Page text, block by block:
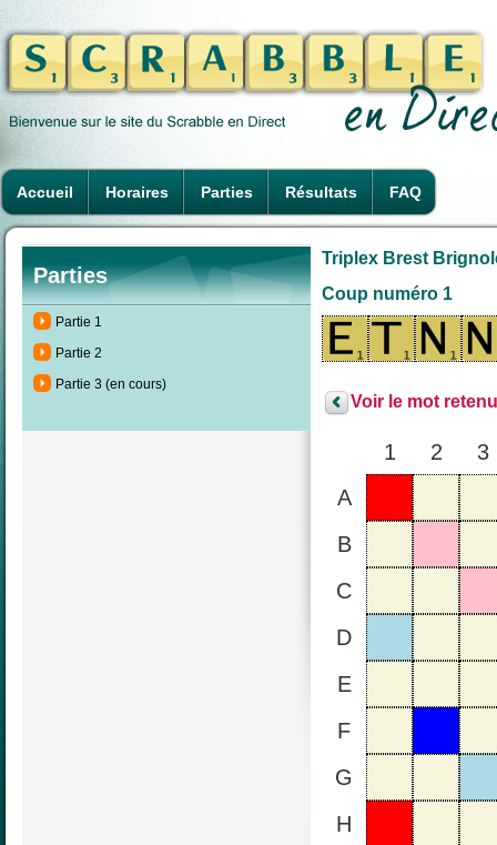
Accueil Horaires Parties Résultats FAQ
Parties
Partie 1
Partie 2
Partie 3 (en cours)
Triplex Brest
Coup numéro 1
Voir le mot
1 2
3
A
B
C
D
E
F
G
H